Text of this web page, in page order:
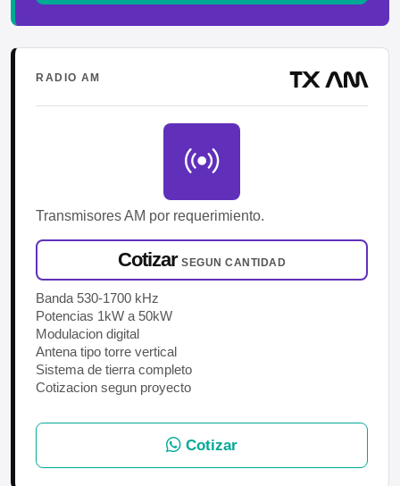
RADIO AM TX AM
Transmisores AM por requerimiento.
Cotizar SEGUN CANTIDAD
Banda 530-1700 kHz
Potencias 1kW a 50kW
Modulacion digital
Antena tipo torre vertical
Sistema de tierra completo
Cotizacion segun proyecto
Cotizar